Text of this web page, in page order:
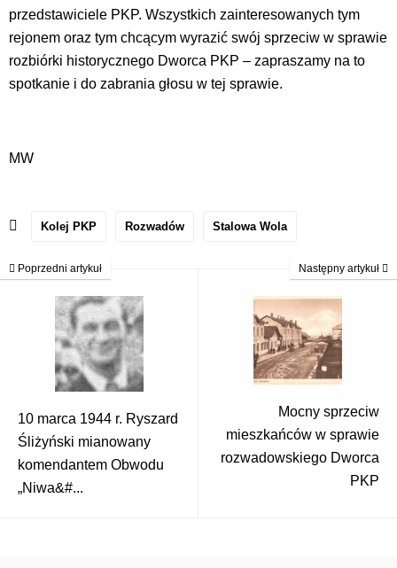
przedstawiciele PKP. Wszystkich zainteresowanych tym
rejonem oraz tym chcącym wyrazić swój sprzeciw w sprawie
rozbiórki historycznego Dworca PKP – zapraszamy na to
spotkanie i do zabrania głosu w tej sprawie.
MW
Kolej PKP Rozwadów Stalowa Wola
Poprzedni artykuł
10 marca 1944 r. Ryszard
Śliżyński mianowany
komendantem Obwodu
„Niwa&#...
Następny artykuł
Mocny sprzeciw
mieszkańców w sprawie
rozwadowskiego Dworca
PKP